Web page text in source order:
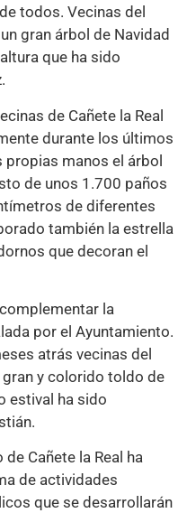
todos. Vecinas del
gran árbol de Navidad
que ha sido
de Cañete la Real
durante los últimos
propias manos el árbol
de unos 1.700 paños
de diferentes
también la estrella
que decoran el
la
por el Ayuntamiento.
atrás vecinas del
y colorido toldo de
estival ha sido
Cañete la Real ha
de actividades
que se desarrollarán